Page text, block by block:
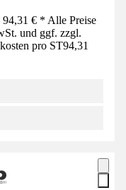
€ * Alle Preise
und ggf. zzgl.
pro ST94,31